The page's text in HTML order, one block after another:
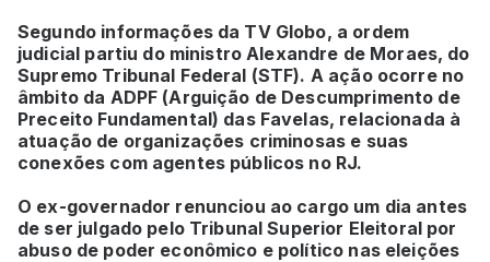
Segundo informações da TV Globo, a ordem
judicial partiu do ministro Alexandre de Moraes, do
Supremo Tribunal Federal (STF). A ação ocorre no
âmbito da ADPF (Arguição de Descumprimento de
Preceito Fundamental) das Favelas, relacionada à
atuação de organizações criminosas e suas
conexões com agentes públicos no RJ.
O ex-governador renunciou ao cargo um dia antes
de ser julgado pelo Tribunal Superior Eleitoral por
abuso de poder econômico e político nas eleições